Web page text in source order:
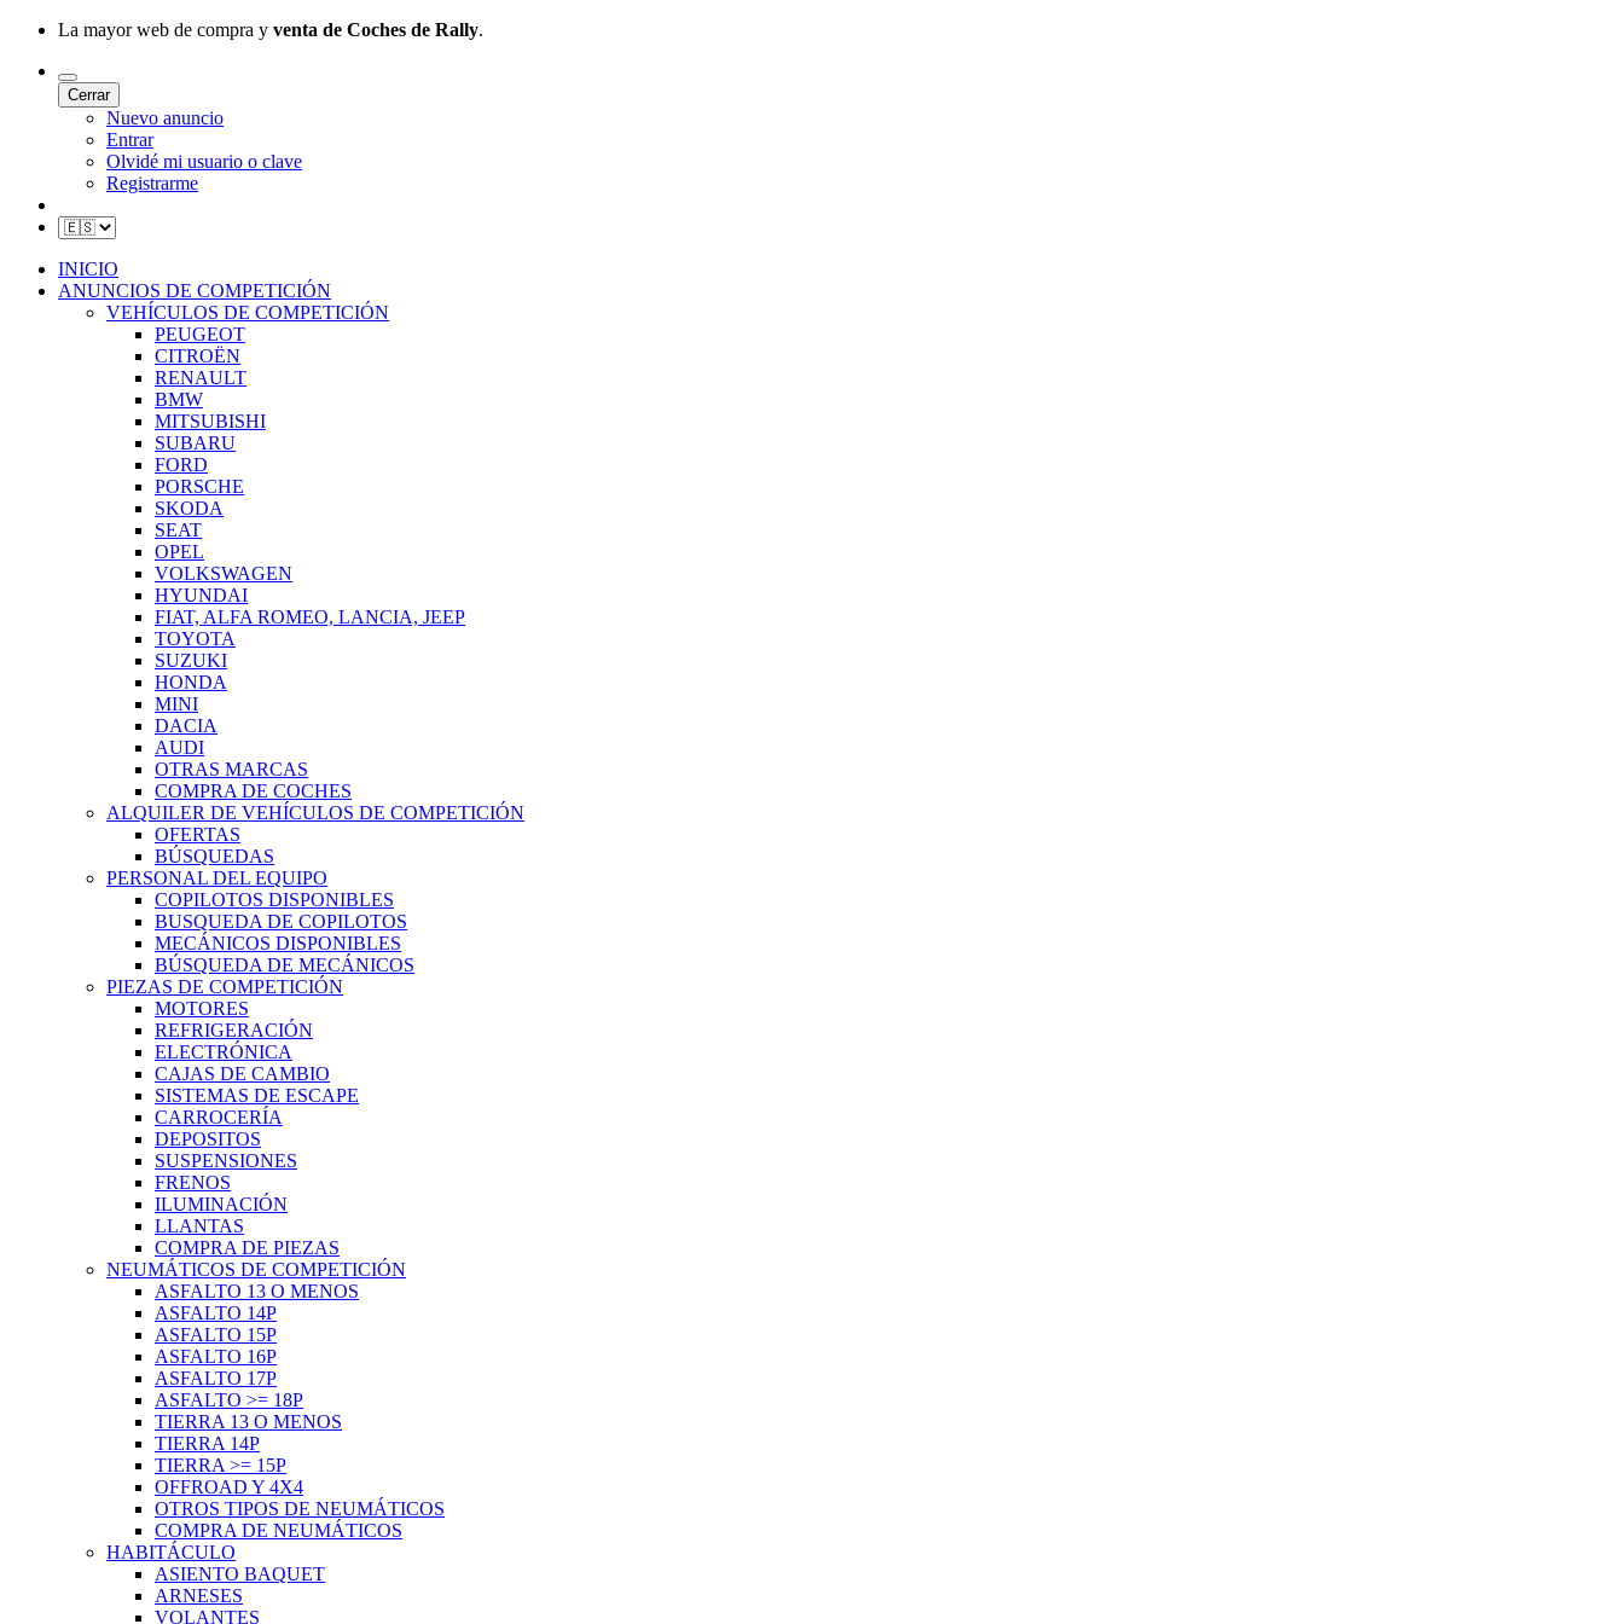
La mayor web de compra y venta de Coches de Rally.
Cerrar
Nuevo anuncio
Entrar
Olvidé mi usuario o clave
Registrarme
INICIO
ANUNCIOS DE COMPETICIÓN
VEHÍCULOS DE COMPETICIÓN
PEUGEOT
CITROËN
RENAULT
BMW
MITSUBISHI
SUBARU
FORD
PORSCHE
SKODA
SEAT
OPEL
VOLKSWAGEN
HYUNDAI
FIAT, ALFA ROMEO, LANCIA, JEEP
TOYOTA
SUZUKI
HONDA
MINI
DACIA
AUDI
OTRAS MARCAS
COMPRA DE COCHES
ALQUILER DE VEHÍCULOS DE COMPETICIÓN
OFERTAS
BÚSQUEDAS
PERSONAL DEL EQUIPO
COPILOTOS DISPONIBLES
BUSQUEDA DE COPILOTOS
MECÁNICOS DISPONIBLES
BÚSQUEDA DE MECÁNICOS
PIEZAS DE COMPETICIÓN
MOTORES
REFRIGERACIÓN
ELECTRÓNICA
CAJAS DE CAMBIO
SISTEMAS DE ESCAPE
CARROCERÍA
DEPOSITOS
SUSPENSIONES
FRENOS
ILUMINACIÓN
LLANTAS
COMPRA DE PIEZAS
NEUMÁTICOS DE COMPETICIÓN
ASFALTO 13 O MENOS
ASFALTO 14P
ASFALTO 15P
ASFALTO 16P
ASFALTO 17P
ASFALTO >= 18P
TIERRA 13 O MENOS
TIERRA 14P
TIERRA >= 15P
OFFROAD Y 4X4
OTROS TIPOS DE NEUMÁTICOS
COMPRA DE NEUMÁTICOS
HABITÁCULO
ASIENTO BAQUET
ARNESES
VOLANTES